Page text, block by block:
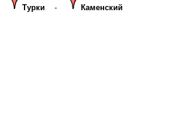
Турки- Каменский